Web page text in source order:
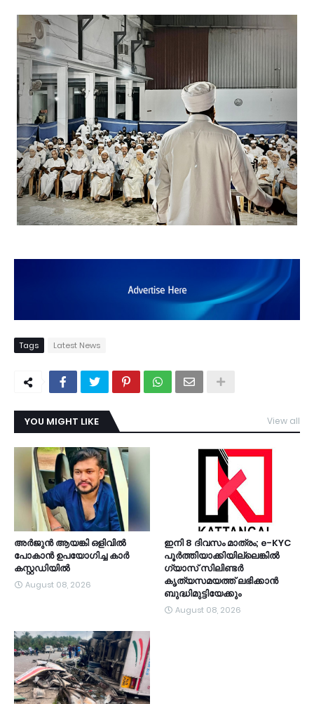
Tags Latest News
YOU MIGHT LIKE View all
അർജുൻ ആയങ്കി ഒളിവിൽ
പോകാൻ ഉപയോഗിച്ച കാർ
കസ്റ്റഡിയിൽ
August 08, 2026
ഇനി 8 ദിവസം മാത്രം; e-KYC
പൂര്‍ത്തിയാക്കിയില്ലെങ്കില്‍
ഗ്യാസ് സിലിണ്ടര്‍
കൃത്യസമയത്ത് ലഭിക്കാന്‍
ബുദ്ധിമുട്ടിയേക്കും
August 08, 2026